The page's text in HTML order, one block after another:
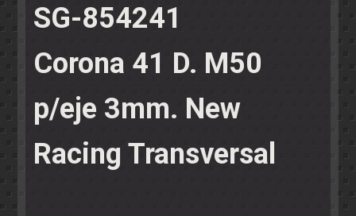
SG-854241
Corona 41 D. M50
p/eje 3mm. New
Racing Transversal